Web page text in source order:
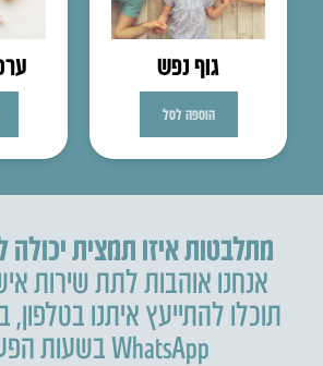
גוף נפש
הוספה לסל
מתלבטות איזו תמצית יכולה
אנחנו אוהבות לתת שירות
תוכלו להתייעץ איתנו בטלפון,
WhatsApp בשעות הפעילות.